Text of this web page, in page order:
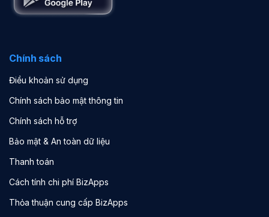
Chính sách
Điều khoản sử dụng
Chính sách bảo mật thông tin
Chính sách hỗ trợ
Bảo mật & An toàn dữ liệu
Thanh toán
Cách tính chi phí BizApps
Thỏa thuận cung cấp BizApps